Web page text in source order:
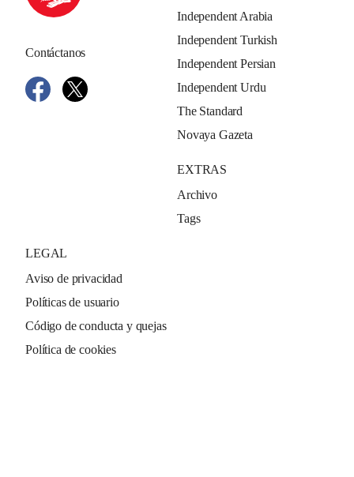
Contáctanos
Independent Arabia
Independent Turkish
Independent Persian
Independent Urdu
The Standard
Novaya Gazeta
EXTRAS
Archivo
Tags
LEGAL
Aviso de privacidad
Políticas de usuario
Código de conducta y quejas
Política de cookies